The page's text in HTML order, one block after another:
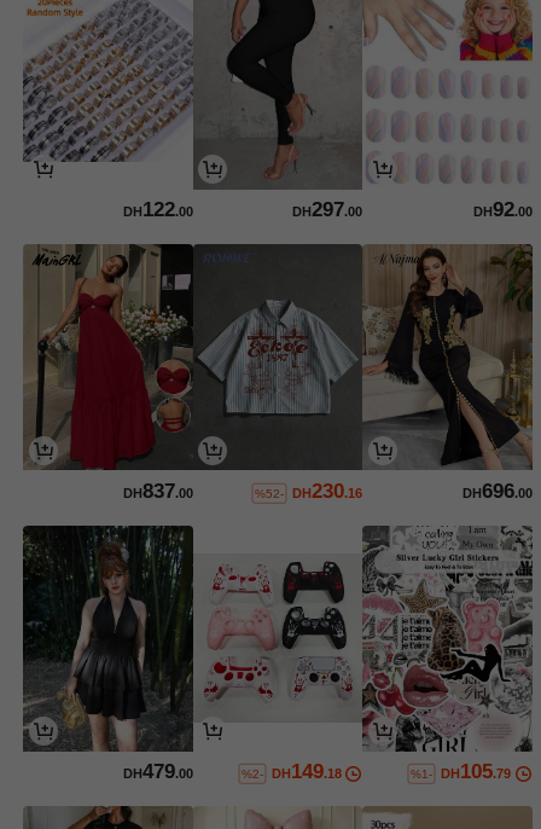
DH92.00
DH297.00
DH 122.00
DH696.00
DH230.16
%52-
DH837.00
DH105.79
%1-
DH149.18
%2-
DH479.00